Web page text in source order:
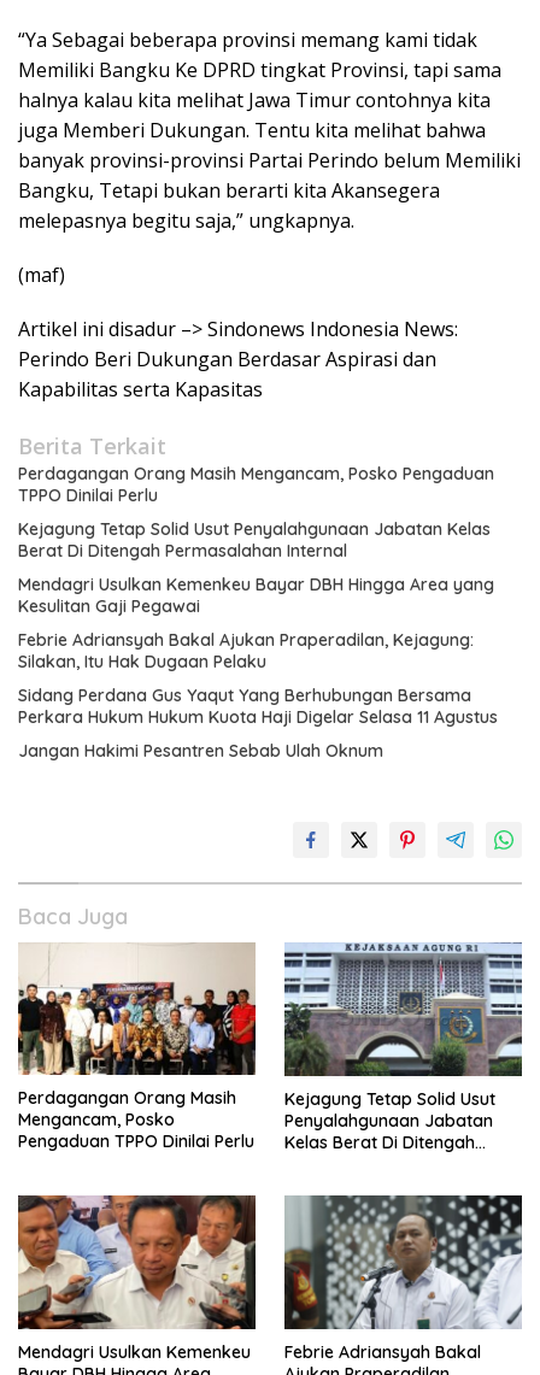
“Ya Sebagai beberapa provinsi memang kami tidak
Memiliki Bangku Ke DPRD tingkat Provinsi, tapi sama
halnya kalau kita melihat Jawa Timur contohnya kita
juga Memberi Dukungan. Tentu kita melihat bahwa
banyak provinsi-provinsi Partai Perindo belum Memiliki
Bangku, Tetapi bukan berarti kita Akansegera
melepasnya begitu saja,” ungkapnya.
(maf)
Artikel ini disadur –> Sindonews Indonesia News:
Perindo Beri Dukungan Berdasar Aspirasi dan
Kapabilitas serta Kapasitas
Berita Terkait
Perdagangan Orang Masih Mengancam, Posko Pengaduan
TPPO Dinilai Perlu
Kejagung Tetap Solid Usut Penyalahgunaan Jabatan Kelas
Berat Di Ditengah Permasalahan Internal
Mendagri Usulkan Kemenkeu Bayar DBH Hingga Area yang
Kesulitan Gaji Pegawai
Febrie Adriansyah Bakal Ajukan Praperadilan, Kejagung:
Silakan, Itu Hak Dugaan Pelaku
Sidang Perdana Gus Yaqut Yang Berhubungan Bersama
Perkara Hukum Hukum Kuota Haji Digelar Selasa 11 Agustus
Jangan Hakimi Pesantren Sebab Ulah Oknum
Baca Juga
Perdagangan Orang Masih
Mengancam, Posko
Pengaduan TPPO Dinilai Perlu
Kejagung Tetap Solid Usut
Penyalahgunaan Jabatan
Kelas Berat Di Ditengah
Mendagri Usulkan Kemenkeu
Febrie Adriansyah Bakal